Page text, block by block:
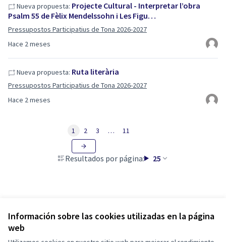
Información sobre las cookies utilizadas en la página
web
Hace 2 meses
Nueva propuesta: Projecte Cultural - Interpretar l’obra
Psalm 55 de Fèlix Mendelssohn i Les Figu…
Pressupostos Participatius de Tona 2026-2027
Hace 2 meses
Nueva propuesta: Ruta literària
Pressupostos Participatius de Tona 2026-2027
Resultados por página: 25
1 2 3 … 11
Términos y condiciones de uso
Configuración de cookies